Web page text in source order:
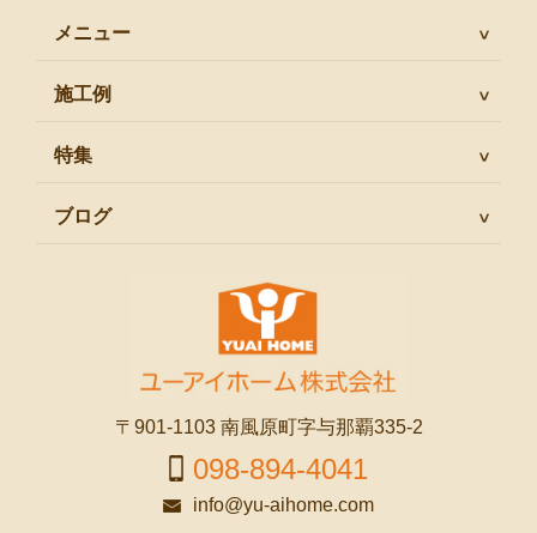
〒901-1103 南風原町字与那覇335-2
098-894-4041
info@yu-aihome.com
メニュー
施工例
特集
ブログ